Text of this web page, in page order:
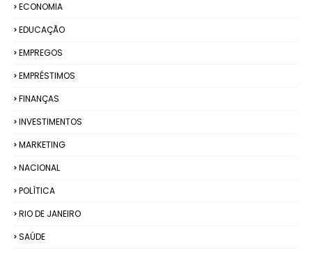
ECONOMIA
EDUCAÇÃO
EMPREGOS
EMPRÉSTIMOS
FINANÇAS
INVESTIMENTOS
MARKETING
NACIONAL
POLÍTICA
RIO DE JANEIRO
SAÚDE